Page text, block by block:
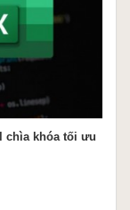
chìa khóa tối ưu